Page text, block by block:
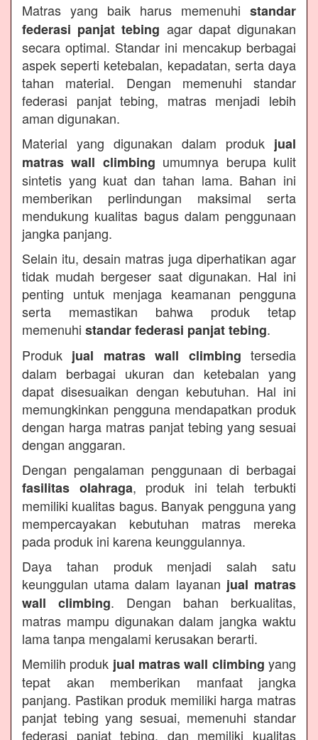
Matras yang baik harus memenuhi standar
federasi panjat tebing agar dapat digunakan
secara optimal. Standar ini mencakup berbagai
aspek seperti ketebalan, kepadatan, serta daya
tahan material. Dengan memenuhi standar
federasi panjat tebing, matras menjadi lebih
aman digunakan.
Material yang digunakan dalam produk jual
matras wall climbing umumnya berupa kulit
sintetis yang kuat dan tahan lama. Bahan ini
memberikan perlindungan maksimal serta
mendukung kualitas bagus dalam penggunaan
jangka panjang.
Selain itu, desain matras juga diperhatikan agar
tidak mudah bergeser saat digunakan. Hal ini
penting untuk menjaga keamanan pengguna
serta memastikan bahwa produk tetap
memenuhi standar federasi panjat tebing.
Produk jual matras wall climbing tersedia
dalam berbagai ukuran dan ketebalan yang
dapat disesuaikan dengan kebutuhan. Hal ini
memungkinkan pengguna mendapatkan produk
dengan harga matras panjat tebing yang sesuai
dengan anggaran.
Dengan pengalaman penggunaan di berbagai
fasilitas olahraga, produk ini telah terbukti
memiliki kualitas bagus. Banyak pengguna yang
mempercayakan kebutuhan matras mereka
pada produk ini karena keunggulannya.
Daya tahan produk menjadi salah satu
keunggulan utama dalam layanan jual matras
wall climbing. Dengan bahan berkualitas,
matras mampu digunakan dalam jangka waktu
lama tanpa mengalami kerusakan berarti.
Memilih produk jual matras wall climbing yang
tepat akan memberikan manfaat jangka
panjang. Pastikan produk memiliki harga matras
panjat tebing yang sesuai, memenuhi standar
federasi panjat tebing, dan memiliki kualitas